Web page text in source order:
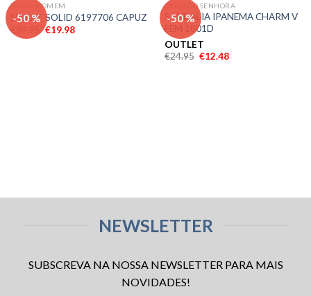
-50 %
aos meus
TEXTIL HOMEM
SWEAT SOLID 6197706 CAPUZ
€
€19.98
-50 %
Adicionar
aos meus
CALÇADO SENHORA
SANDALIA IPANEMA CHARM V
FEM 1801D
OUTLET
€24.95 €12.48
NEWSLETTER
SUBSCREVA NA NOSSA NEWSLETTER PARA MAIS
NOVIDADES!